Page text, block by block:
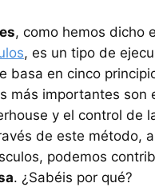
, como hemos dicho
, es un tipo de
basa en cinco
más importantes son
y el control de
de este método,
podemos
. ¿Sabéis por qué?